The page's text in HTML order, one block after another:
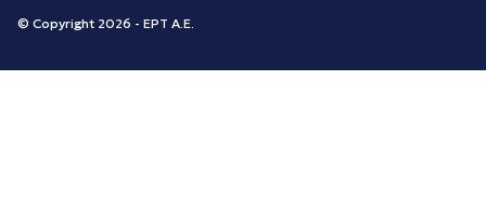
© Copyright 2026 - ΕΡΤ Α.Ε.